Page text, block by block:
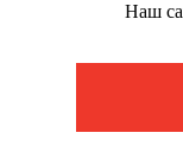
Наш